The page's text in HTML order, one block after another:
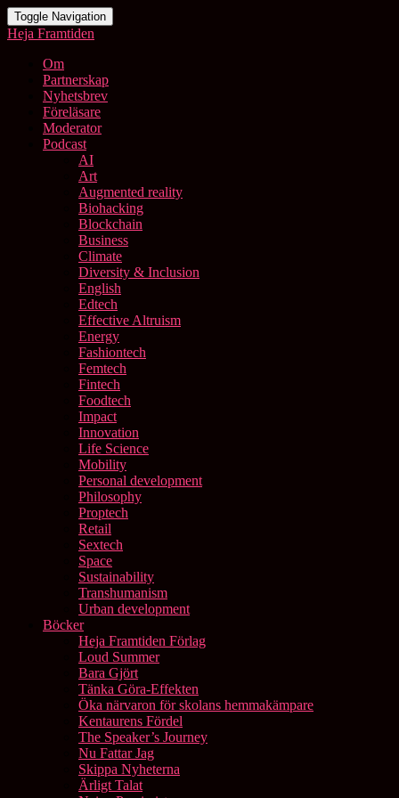
Toggle Navigation
Heja Framtiden
Om
Partnerskap
Nyhetsbrev
Föreläsare
Moderator
Podcast
AI
Art
Augmented reality
Biohacking
Blockchain
Business
Climate
Diversity & Inclusion
English
Edtech
Effective Altruism
Energy
Fashiontech
Femtech
Fintech
Foodtech
Impact
Innovation
Life Science
Mobility
Personal development
Philosophy
Proptech
Retail
Sextech
Space
Sustainability
Transhumanism
Urban development
Böcker
Heja Framtiden Förlag
Loud Summer
Bara Gjört
Tänka Göra-Effekten
Öka närvaron för skolans hemmakämpare
Kentaurens Fördel
The Speaker’s Journey
Nu Fattar Jag
Skippa Nyheterna
Ärligt Talat